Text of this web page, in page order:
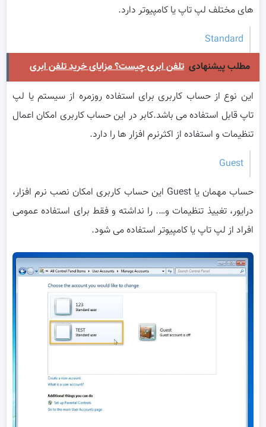
های مختلف لپ تاپ یا کامپیوتر دارد.
Standard
مطلب پیشنهادی تلفن ابری چیست؟ مزایای خرید تلفن ابری
این نوع از حساب کاربری برای استفاده روزمره از سیستم یا لپ
تاپ قابل استفاده می باشد.کابر در این حساب کاربری امکان اعمال
تنظیمات و استفاده از اکثرنرم افزار ها را دارد.
Guest
حساب مهمان یا Guest این حساب کاربری امکان نصب نرم افزار،
درایور، تغییذ تنظیمات و…. را نداشته و فقط برای استفاده عمومی
افراد از لپ تاپ یا کامپیوتر استفاده می شود.